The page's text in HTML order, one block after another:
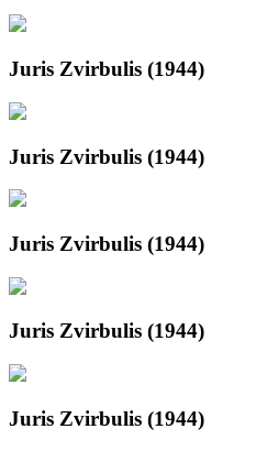
Juris Zvirbulis (1944)
Juris Zvirbulis (1944)
Juris Zvirbulis (1944)
Juris Zvirbulis (1944)
Juris Zvirbulis (1944)